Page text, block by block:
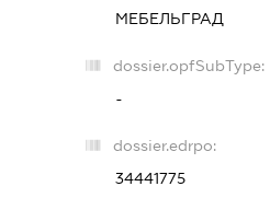
МЕБЕЛЬГРАД
dossier.opfSubType:
-
dossier.edrpo:
34441775